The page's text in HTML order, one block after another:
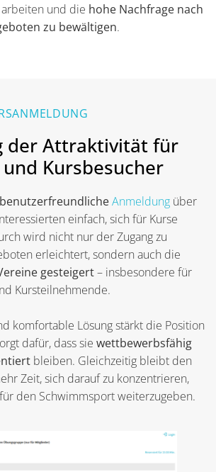
und die hohe Nachfrage nach
zu bewältigen.
der Attraktivität für
Kursbesucher
Anmeldung über
einfach, sich für Kurse
wird nicht nur der Zugang zu
erleichtert, sondern auch die
gesteigert– insbesondere für
Kursteilnehmende.
komfortable Lösung stärkt die Position
dafür, dass sie wettbewerbsfähig
bleiben. Gleichzeitig bleibt den
Zeit, sich darauf zu konzentrieren,
den Schwimmsport weiterzugeben.